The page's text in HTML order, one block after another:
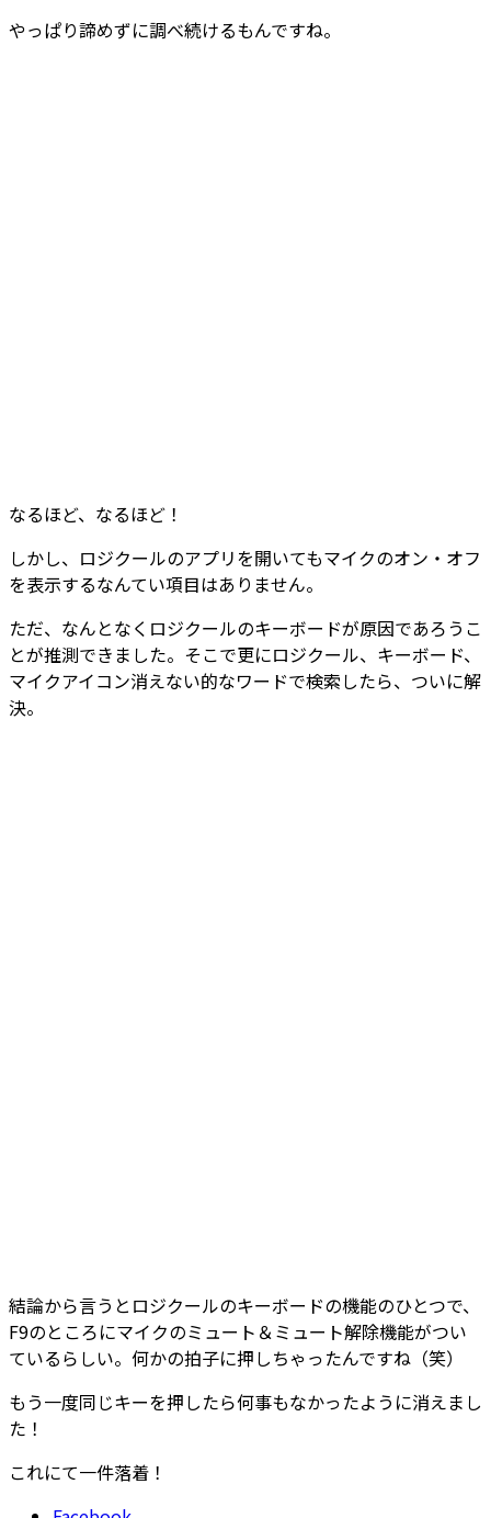
やっぱり諦めずに調べ続けるもんですね。
なるほど、なるほど！
しかし、ロジクールのアプリを開いてもマイクのオン・オフ
を表示するなんてい項目はありません。
ただ、なんとなくロジクールのキーボードが原因であろうこ
とが推測できました。そこで更にロジクール、キーボード、
マイクアイコン消えない的なワードで検索したら、ついに解
決。
結論から言うとロジクールのキーボードの機能のひとつで、
F9のところにマイクのミュート＆ミュート解除機能がつい
ているらしい。何かの拍子に押しちゃったんですね（笑）
もう一度同じキーを押したら何事もなかったように消えまし
た！
これにて一件落着！